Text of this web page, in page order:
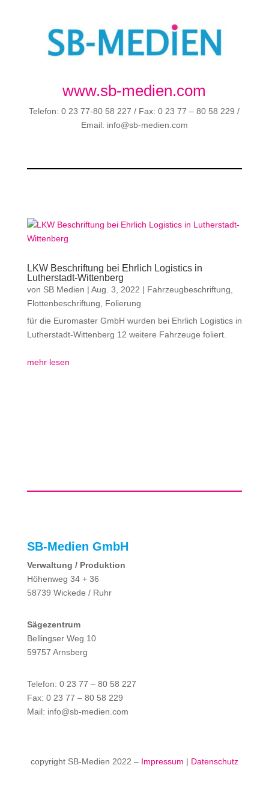
www.sb-medien.com
Telefon: 0 23 77-80 58 227 / Fax: 0 23 77 – 80 58 229 /
Email: info@sb-medien.com
LKW Beschriftung bei Ehrlich Logistics in
Lutherstadt-Wittenberg
von SB Medien | Aug. 3, 2022 | Fahrzeugbeschriftung
Flottenbeschriftung
Folierung
für die Euromaster GmbH wurden bei Ehrlich Logistics in
Lutherstadt-Wittenberg 12 weitere Fahrzeuge foliert.
mehr lesen
SB-Medien GmbH
Verwaltung / Produktion
Höhenweg 34 + 36
58739 Wickede / Ruhr
Sägezentrum
Bellingser Weg 10
59757 Arnsberg
Telefon: 0 23 77 – 80 58 227
Fax: 0 23 77 – 80 58 229
Mail: info@sb-medien.com
copyright SB-Medien 2022 – Impressum | Datenschutz